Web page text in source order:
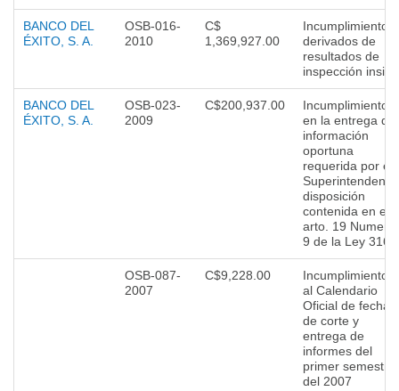
BANCO DEL
ÉXITO, S. A.
OSB-016-
2010
C$
1,369,927.00
Incumplimientos
derivados de
resultados de
inspección insitu
BANCO DEL
ÉXITO, S. A.
OSB-023-
2009
C$200,937.00
Incumplimiento
en la entrega de
información
oportuna
requerida por el
Superintendente,
disposición
contenida en el
arto. 19 Numeral
9 de la Ley 316.
OSB-087-
2007
C$9,228.00
Incumplimiento
al Calendario
Oficial de fechas
de corte y
entrega de
informes del
primer semestre
del 2007